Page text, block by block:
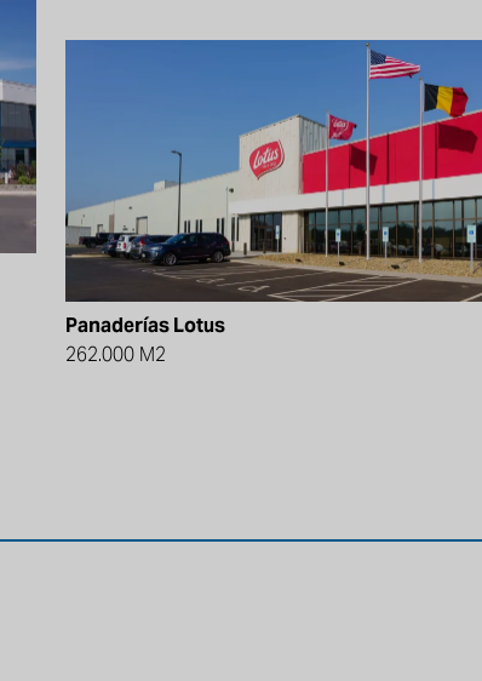
Panaderías Lotus
262.000 M2